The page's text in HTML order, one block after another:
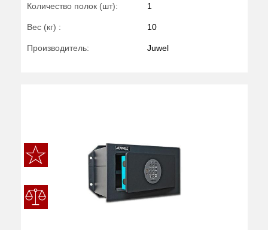
Количество полок (шт): 1
Вес (кг) : 10
Производитель: Juwel